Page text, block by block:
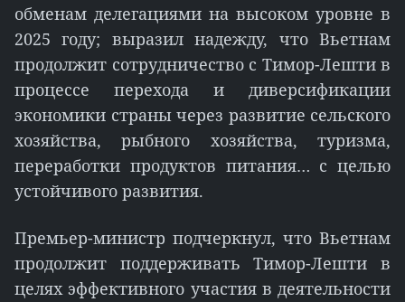
обменам делегациями на высоком уровне в
2025 году; выразил надежду, что Вьетнам
продолжит сотрудничество с Тимор-Лешти в
процессе перехода и диверсификации
экономики страны через развитие сельского
хозяйства, рыбного хозяйства, туризма,
переработки продуктов питания… с целью
устойчивого развития.
Премьер-министр подчеркнул, что Вьетнам
продолжит поддерживать Тимор-Лешти в
целях эффективного участия в деятельности